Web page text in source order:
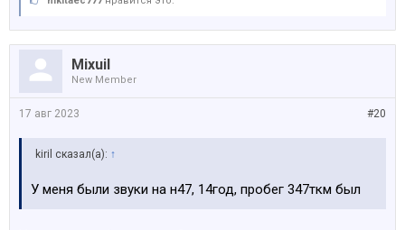
Mixuil
New Member
#20
17 авг 2023
kiril сказал(а): ↑
У меня были звуки на н47, 14год, пробег 347ткм был